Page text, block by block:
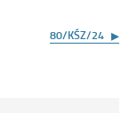
80/KŚZ/24